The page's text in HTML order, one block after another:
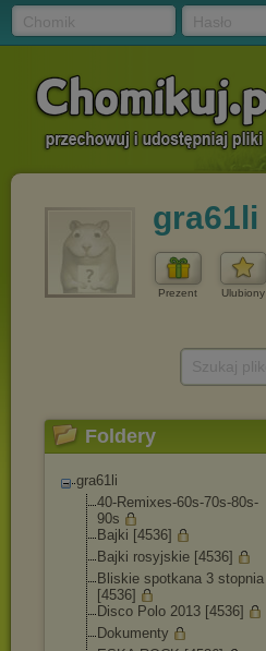
gra61li
Prezent Ulubiony
Foldery
gra61li
40-Remixes-60s-70s-80s-
90s
Bajki [4536]
Bajki rosyjskie [4536]
Bliskie spotkana 3 stopnia
[4536]
Disco Polo 2013 [4536]
Dokumenty